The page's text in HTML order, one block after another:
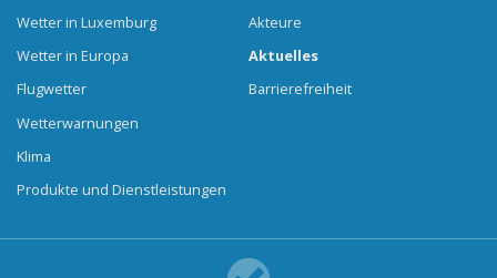
Wetter in Luxemburg
Wetter in Europa
Flugwetter
Wetterwarnungen
Klima
Produkte und Dienstleistungen
Akteure
Aktuelles
Barrierefreiheit